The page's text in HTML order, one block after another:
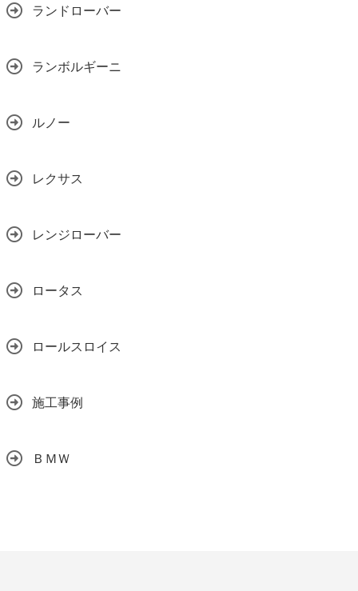
ランドローバー
ランボルギーニ
ルノー
レクサス
レンジローバー
ロータス
ロールスロイス
施工事例
ＢＭＷ